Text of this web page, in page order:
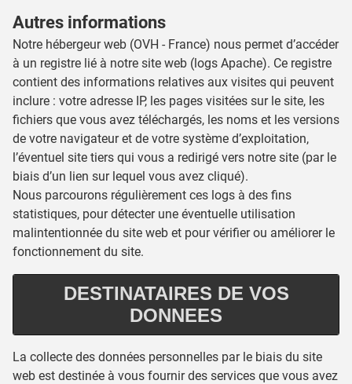
Autres informations
Notre hébergeur web (OVH - France) nous permet d’accéder
à un registre lié à notre site web (logs Apache). Ce registre
contient des informations relatives aux visites qui peuvent
inclure : votre adresse IP, les pages visitées sur le site, les
fichiers que vous avez téléchargés, les noms et les versions
de votre navigateur et de votre système d’exploitation,
l’éventuel site tiers qui vous a redirigé vers notre site (par le
biais d’un lien sur lequel vous avez cliqué).
Nous parcourons régulièrement ces logs à des fins
statistiques, pour détecter une éventuelle utilisation
malintentionnée du site web et pour vérifier ou améliorer le
fonctionnement du site.
DESTINATAIRES DE VOS
DONNEES
La collecte des données personnelles par le biais du site
web est destinée à vous fournir des services que vous avez